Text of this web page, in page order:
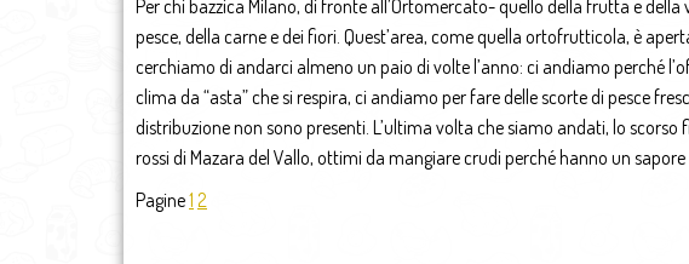
Per chi bazzica Milano, di fronte all’Ortomercato- quello della frutta e
pesce, della carne e dei fiori. Quest’area, come quella ortofrutticola, è
cerchiamo di andarci almeno un paio di volte l’anno: ci andiamo perché
clima da “asta” che si respira, ci andiamo per fare delle scorte di pesce
distribuzione non sono presenti. L’ultima volta che siamo andati, lo
rossi di Mazara del Vallo, ottimi da mangiare crudi perché hanno un
Pagine1 2